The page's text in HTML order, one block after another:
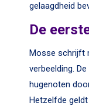
gelaagdheid
De
Mosse schrijft
verbeelding.
hugenoten
Hetzelfde